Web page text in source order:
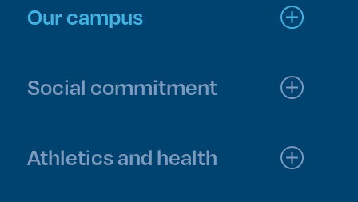
Our campus
Social commitment
Athletics and health